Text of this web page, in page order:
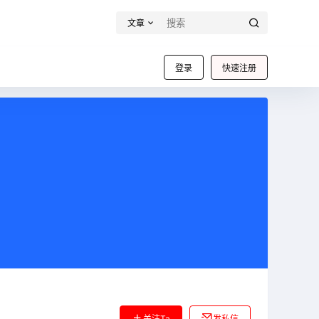
文章
登录 快速注册